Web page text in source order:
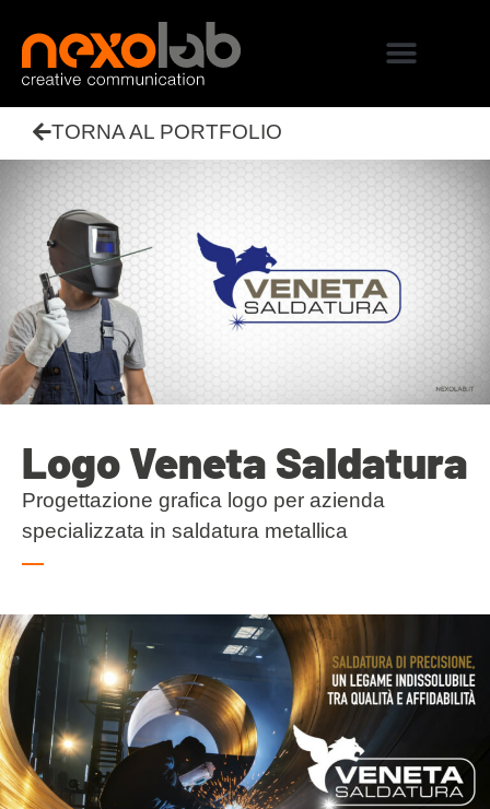
TORNA AL PORTFOLIO
Logo Veneta Saldatura
Progettazione grafica logo per azienda
specializzata in saldatura metallica